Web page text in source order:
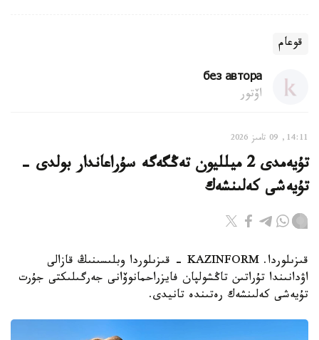
قوعام
без автора
اۆتور
14:11, 09 تامىز 2026
تۇيەمدى 2 ميلليون تەڭگەگە سۇراعاندار بولدى -
تۇيەشى كەلىنشەك
قىزىلوردا. KAZINFORM - قىزىلوردا وبلىسىنىڭ قازالى
اۋدانىندا تۇراتىن تاڭشولپان فايزراحمانوۆانى جەرگىلىكتى جۇرت
تۇيەشى كەلىنشەك رەتىندە تانيدى.